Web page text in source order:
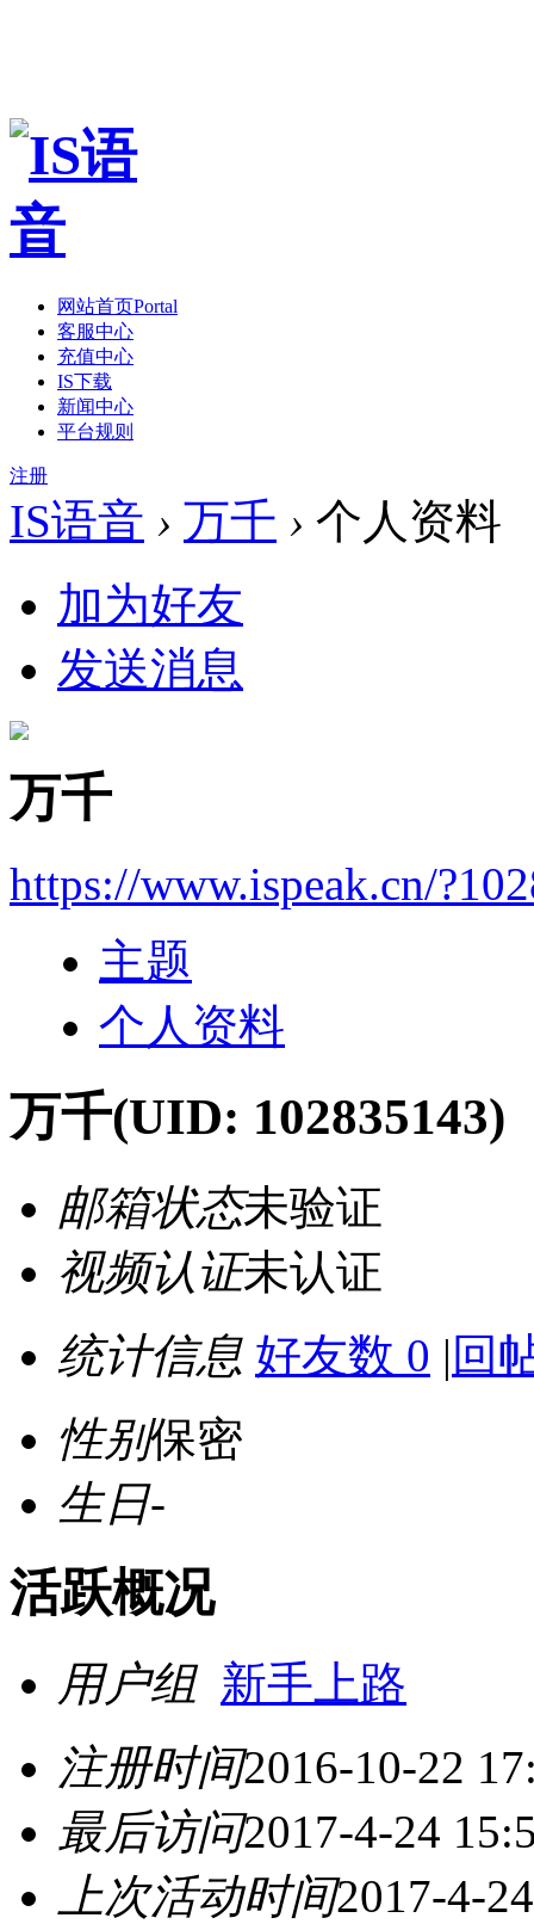
网站首页Portal
客服中心
充值中心
IS下载
新闻中心
平台规则
注册
IS语音 › 万千 › 个人资料
加为好友
发送消息
万千
https://www.ispeak.cn/
主题
个人资料
万千(UID: 102835143)
邮箱状态未验证
视频认证未认证
统计信息 好友数 0 | 回
性别保密
生日-
活跃概况
用户组 新手上路
注册时间2016-10-22
最后访问2017-4-24
上次活动时间2017-4-